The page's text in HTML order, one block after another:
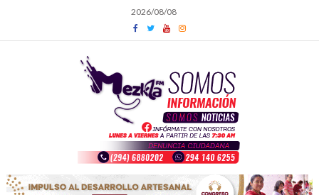
content
2026/08/08